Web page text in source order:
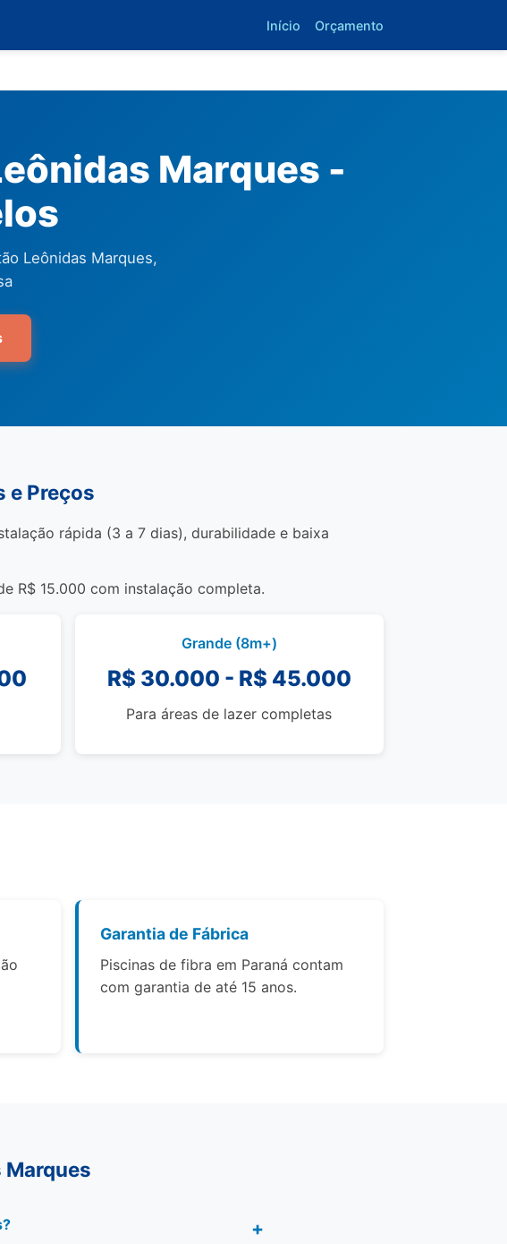
Início Orçamento
Marques -
Leônidas Marques,
e Preços
rápida (3 a 7 dias), durabilidade e baixa
R$ 15.000 com instalação completa.
Grande (8m+)
R$ 30.000 - R$ 45.000
Para áreas de lazer completas
Garantia de Fábrica
Piscinas de fibra em Paraná contam
com garantia de até 15 anos.
Marques